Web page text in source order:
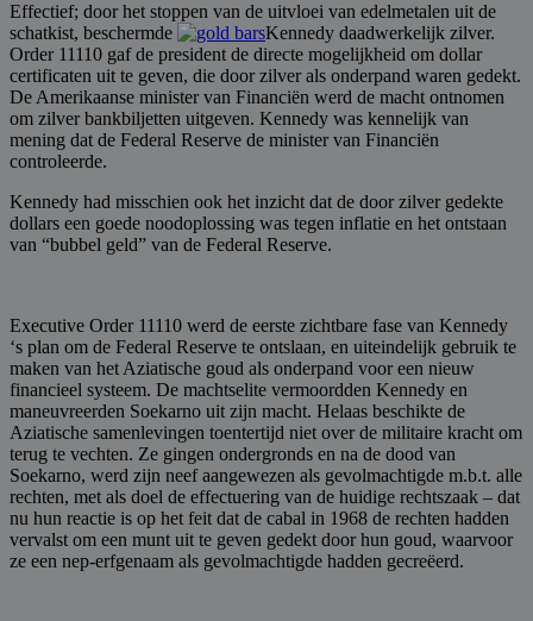
Effectief; door het stoppen van de uitvloei van edelmetalen uit de
schatkist, beschermde
Kennedy daadwerkelijk zilver.
Order 11110 gaf de president de directe mogelijkheid om dollar
certificaten uit te geven, die door zilver als onderpand waren gedekt.
De Amerikaanse minister van Financiën werd de macht ontnomen
om zilver bankbiljetten uitgeven. Kennedy was kennelijk van
mening dat de Federal Reserve de minister van Financiën
controleerde.
Kennedy had misschien ook het inzicht dat de door zilver gedekte
dollars een goede noodoplossing was tegen inflatie en het ontstaan
van “bubbel geld” van de Federal Reserve.
Executive Order 11110 werd de eerste zichtbare fase van Kennedy
‘s plan om de Federal Reserve te ontslaan, en uiteindelijk gebruik te
maken van het Aziatische goud als onderpand voor een nieuw
financieel systeem. De machtselite vermoordden Kennedy en
maneuvreerden Soekarno uit zijn macht. Helaas beschikte de
Aziatische samenlevingen toentertijd niet over de militaire kracht om
terug te vechten. Ze gingen ondergronds en na de dood van
Soekarno, werd zijn neef aangewezen als gevolmachtigde m.b.t. alle
rechten, met als doel de effectuering van de huidige rechtszaak – dat
nu hun reactie is op het feit dat de cabal in 1968 de rechten hadden
vervalst om een munt uit te geven gedekt door hun goud, waarvoor
ze een nep-erfgenaam als gevolmachtigde hadden gecreëerd.